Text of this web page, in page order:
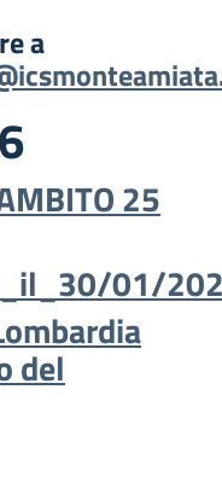
a
25
01/
del